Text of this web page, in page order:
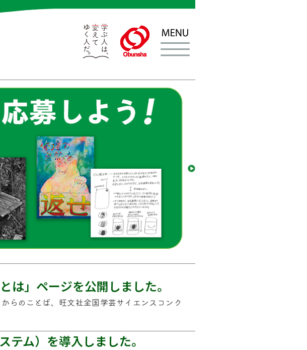
は」ページを公開しました。
らのことば、旺文社全国学芸サイエンスコンク
テム）を導入しました。